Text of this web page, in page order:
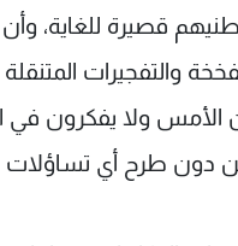
قصيرة للغاية، وأن
والتفجيرات
ولا يفكرون في
من دون طرح أي